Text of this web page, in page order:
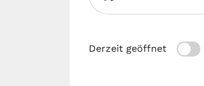
Derzeit geöffnet